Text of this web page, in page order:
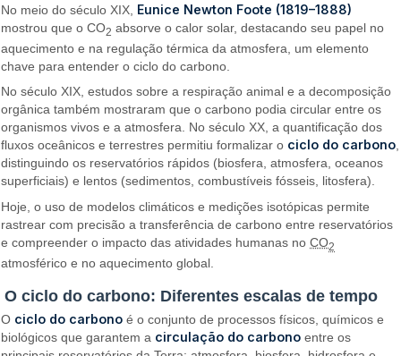
No meio do século XIX, Eunice Newton Foote (1819–1888)
mostrou que o CO2 absorve o calor solar, destacando seu papel no
aquecimento e na regulação térmica da atmosfera, um elemento
chave para entender o ciclo do carbono.
No século XIX, estudos sobre a respiração animal e a decomposição
orgânica também mostraram que o carbono podia circular entre os
organismos vivos e a atmosfera. No século XX, a quantificação dos
fluxos oceânicos e terrestres permitiu formalizar o ciclo do carbono,
distinguindo os reservatórios rápidos (biosfera, atmosfera, oceanos
superficiais) e lentos (sedimentos, combustíveis fósseis, litosfera).
Hoje, o uso de modelos climáticos e medições isotópicas permite
rastrear com precisão a transferência de carbono entre reservatórios
e compreender o impacto das atividades humanas noCO2
atmosférico e no aquecimento global.
O ciclo do carbono: Diferentes escalas de tempo
O ciclo do carbono é o conjunto de processos físicos, químicos e
biológicos que garantem a circulação do carbono entre os